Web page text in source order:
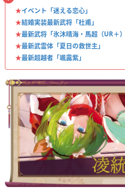
★イベント「迷える恋心」
★結婚実装最新武将「杜甫」
★最新武将「氷沐晴海・馬超（UR＋）
★最新武霊体「夏日の救世主」
★最新超越者「颯露紫」